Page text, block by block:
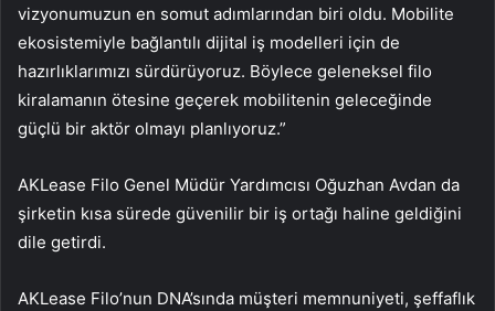
vizyonumuzun en somut adımlarından biri oldu. Mobilite
ekosistemiyle bağlantılı dijital iş modelleri için de
hazırlıklarımızı sürdürüyoruz. Böylece geleneksel filo
kiralamanın ötesine geçerek mobilitenin geleceğinde
güçlü bir aktör olmayı planlıyoruz.”
AKLease Filo Genel Müdür Yardımcısı Oğuzhan Avdan da
şirketin kısa sürede güvenilir bir iş ortağı haline geldiğini
dile getirdi.
AKLease Filo’nun DNA’sında müşteri memnuniyeti, şeffaflık